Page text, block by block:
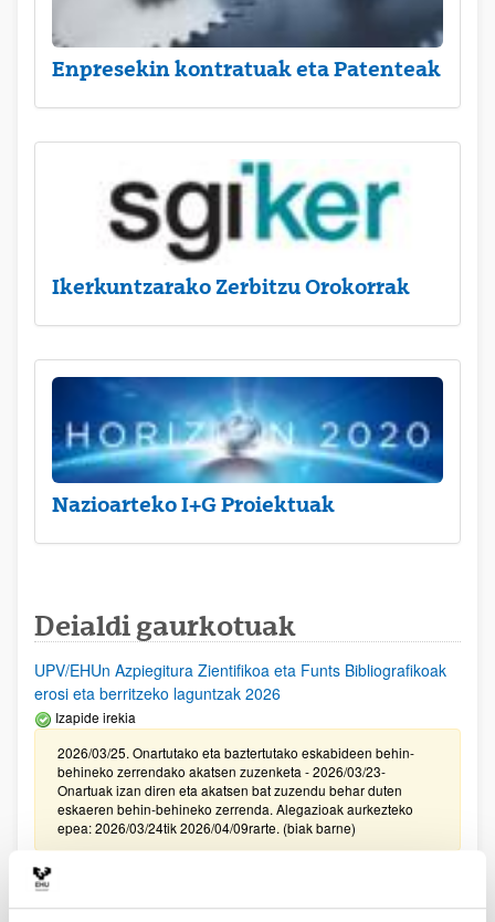
Enpresekin kontratuak eta Patenteak
Ikerkuntzarako Zerbitzu Orokorrak
Nazioarteko I+G Proiektuak
Deialdi gaurkotuak
UPV/EHUn Azpiegitura Zientifikoa eta Funts Bibliografikoak
erosi eta berritzeko laguntzak 2026
Izapide irekia
2026/03/25. Onartutako eta baztertutako eskabideen behin-
behineko zerrendako akatsen zuzenketa - 2026/03/23-
Onartuak izan diren eta akatsen bat zuzendu behar duten
eskaeren behin-behineko zerrenda. Alegazioak aurkezteko
epea: 2026/03/24tik 2026/04/09rarte. (biak barne)
Zientzia, Teknologia eta Berrikuntza arloetako kultura
sustatzeko laguntzen deialdia (FECYT) 2026